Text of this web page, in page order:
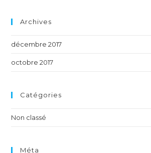
Archives
décembre 2017
octobre 2017
Catégories
Non classé
Méta